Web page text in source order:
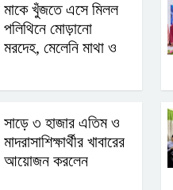
মাকে খুঁজতে এসে মিলল
পলিথিনে মোড়ানো
মরদেহ, মেলেনি মাথা ও
সাড়ে ৩ হাজার এতিম ও
মাদরাসাশিক্ষার্থীর খাবারের
আয়োজন করলেন